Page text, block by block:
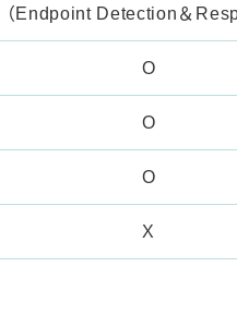
（Endpoint Detection＆
O
O
O
X